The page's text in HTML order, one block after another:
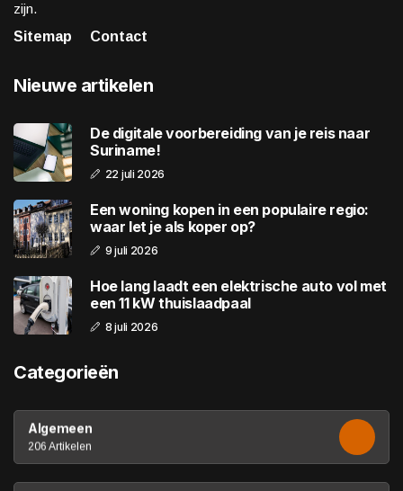
zijn.
Sitemap
Contact
Nieuwe artikelen
De digitale voorbereiding van je reis naar
Suriname!
22 juli 2026
Een woning kopen in een populaire regio:
waar let je als koper op?
9 juli 2026
Hoe lang laadt een elektrische auto vol met
een 11 kW thuislaadpaal
8 juli 2026
Categorieën
Algemeen
206 Artikelen